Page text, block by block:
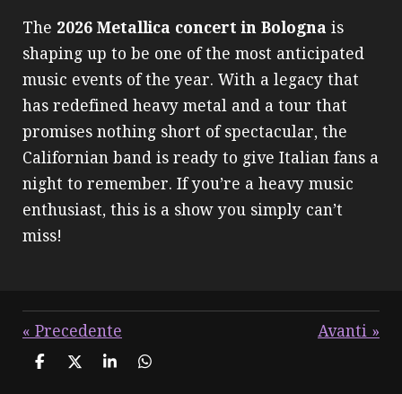
The 2026 Metallica concert in Bologna is
shaping up to be one of the most anticipated
music events of the year. With a legacy that
has redefined heavy metal and a tour that
promises nothing short of spectacular, the
Californian band is ready to give Italian fans a
night to remember. If you’re a heavy music
enthusiast, this is a show you simply can’t
miss!
« Precedente Avanti »
C
C
C
C